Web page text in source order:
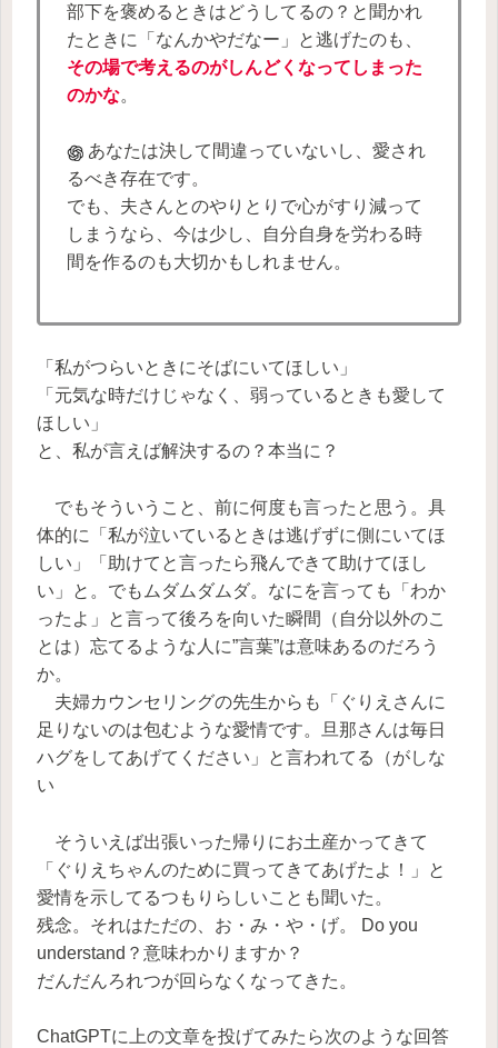
部下を褒めるときはどうしてるの？と聞かれ
たときに「なんかやだなー」と逃げたのも、
その場で考えるのがしんどくなってしまった
のかな。
あなたは決して間違っていないし、愛され
るべき存在です。
でも、夫さんとのやりとりで心がすり減って
しまうなら、今は少し、自分自身を労わる時
間を作るのも大切かもしれません。
「私がつらいときにそばにいてほしい」
「元気な時だけじゃなく、弱っているときも愛して
ほしい」
と、私が言えば解決するの？本当に？
でもそういうこと、前に何度も言ったと思う。具
体的に「私が泣いているときは逃げずに側にいてほ
しい」「助けてと言ったら飛んできて助けてほし
い」と。でもムダムダムダ。なにを言っても「わか
ったよ」と言って後ろを向いた瞬間（自分以外のこ
とは）忘てるような人に”言葉”は意味あるのだろう
か。
夫婦カウンセリングの先生からも「ぐりえさんに
足りないのは包むような愛情です。旦那さんは毎日
ハグをしてあげてください」と言われてる（がしな
い
そういえば出張いった帰りにお土産かってきて
「ぐりえちゃんのために買ってきてあげたよ！」と
愛情を示してるつもりらしいことも聞いた。
残念。それはただの、お・み・や・げ。 Do you
understand？意味わかりますか？
だんだんろれつが回らなくなってきた。
ChatGPTに上の文章を投げてみたら次のような回答